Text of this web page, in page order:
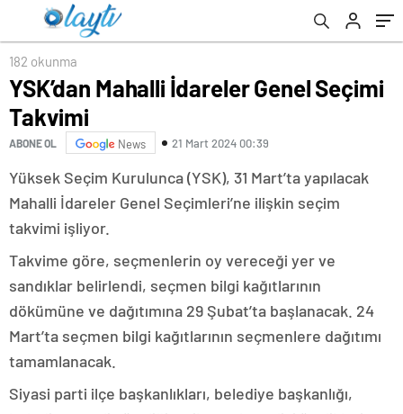
182 okunma
YSK’dan Mahalli İdareler Genel Seçimi
Takvimi
ABONE OL News 21 Mart 2024 00:39
Yüksek Seçim Kurulunca (YSK), 31 Mart’ta yapılacak
Mahalli İdareler Genel Seçimleri’ne ilişkin seçim
takvimi işliyor.
Takvime göre, seçmenlerin oy vereceği yer ve
sandıklar belirlendi, seçmen bilgi kağıtlarının
dökümüne ve dağıtımına 29 Şubat’ta başlanacak. 24
Mart’ta seçmen bilgi kağıtlarının seçmenlere dağıtımı
tamamlanacak.
Siyasi parti ilçe başkanlıkları, belediye başkanlığı,